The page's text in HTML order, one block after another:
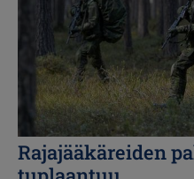
Rajajääkäreiden